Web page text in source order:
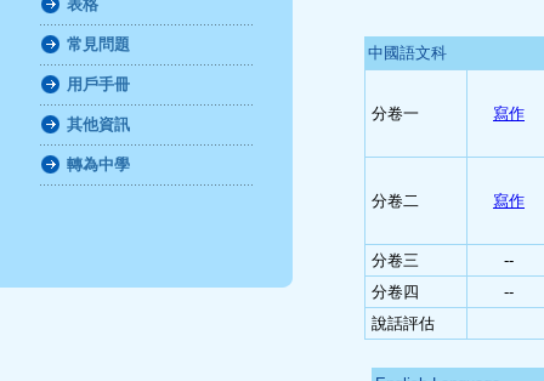
表格
常見問題
用戶手冊
其他資訊
轉為中學
中國語文科
分卷一 寫作
分卷二 寫作
分卷三
--
分卷四
--
說話評估